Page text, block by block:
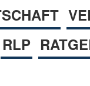
RLP